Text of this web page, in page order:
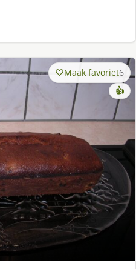
Maak favoriet6
👍